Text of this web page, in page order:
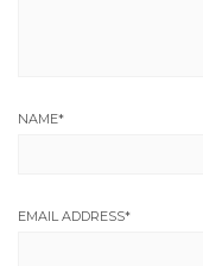
NAME*
EMAIL ADDRESS*